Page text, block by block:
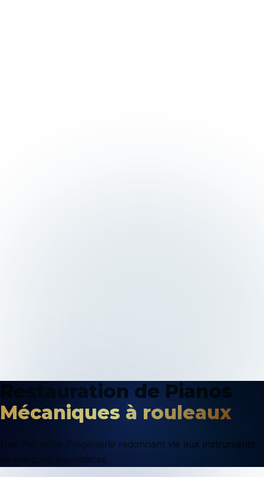
Restauration de Pianos
Mécaniques à rouleaux
Une merveille d'ingénierie redonnant vie aux instruments
de marques légendaires.